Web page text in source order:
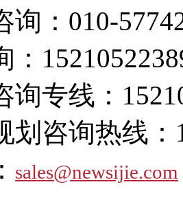
询： 010-
询专线：
划咨询热线：
sales@newsijie.com